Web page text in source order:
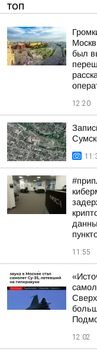
ТОП
был
12:20
11:55
12:02